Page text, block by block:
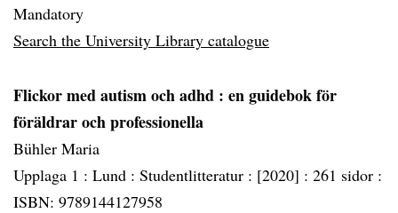
Mandatory
Search the University Library catalogue
Flickor med autism och adhd : en guidebok för
föräldrar och professionella
Bühler Maria
Upplaga 1 : Lund : Studentlitteratur : [2020] : 261 sidor :
ISBN: 9789144127958